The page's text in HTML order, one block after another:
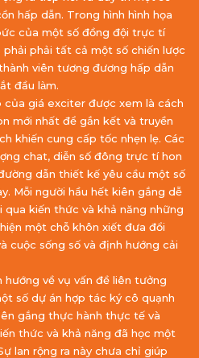
hấp dẫn. Trong hình hình họa
của một số đồng đội trực tí
phải tất cả một số chiến lược
viên tương đương hấp dẫn
đầu làm.
giá exciter được xem là cách
mới nhất để gắn kết và truyền
khiến cung cấp tốc nhẹn lẹ. Các
chat, diễn số đông trực tí hon
dẫn thiết kế yêu cầu một số
Mỗi người hầu hết kiên gắng dễ
qua kiến thức và khả năng những
một chỗ khôn xiết đưa đổi
cuộc sống số và định hướng cải
về vụ vấn đề liên tưởng
số dự án hợp tác ký cô quạnh
gắng thực hành thực tế và
thức và khả năng đã học một
lan rộng ra này chưa chỉ giúp